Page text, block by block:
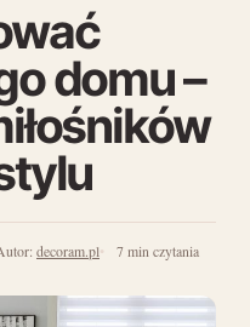
domu –
decoram.pl 7 min czytania